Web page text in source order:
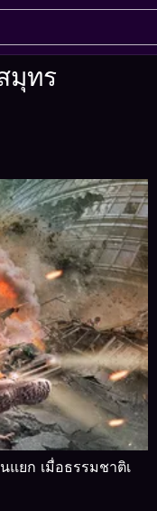
มุทร
ยก เมื่อธรรมชาติเ